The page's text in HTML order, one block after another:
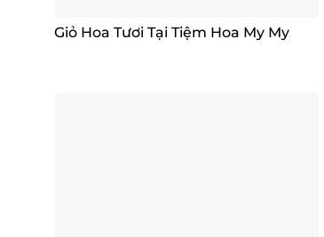
Giỏ Hoa Tươi Tại Tiệm Hoa My My